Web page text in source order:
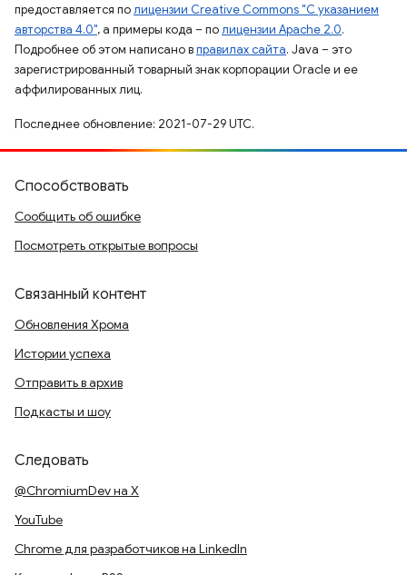
предоставляется полицензии Creative Commons "С указанием
авторства 4.0", а примеры кода – полицензии Apache 2.0.
Подробнее об этом написано вправилах сайта. Java – это
зарегистрированный товарный знак корпорации Oracle и ее
аффилированных лиц.
Последнее обновление: 2021-07-29 UTC.
Способствовать
Сообщить об ошибке
Посмотреть открытые вопросы
Связанный контент
Обновления Хрома
Истории успеха
Отправить в архив
Подкасты и шоу
Следовать
@ChromiumDev на X
YouTube
Chrome для разработчиков на LinkedIn